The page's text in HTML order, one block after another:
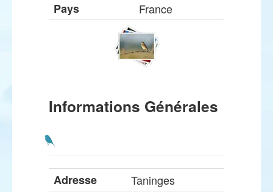
Pays France
Informations Générales
Adresse
Taninges